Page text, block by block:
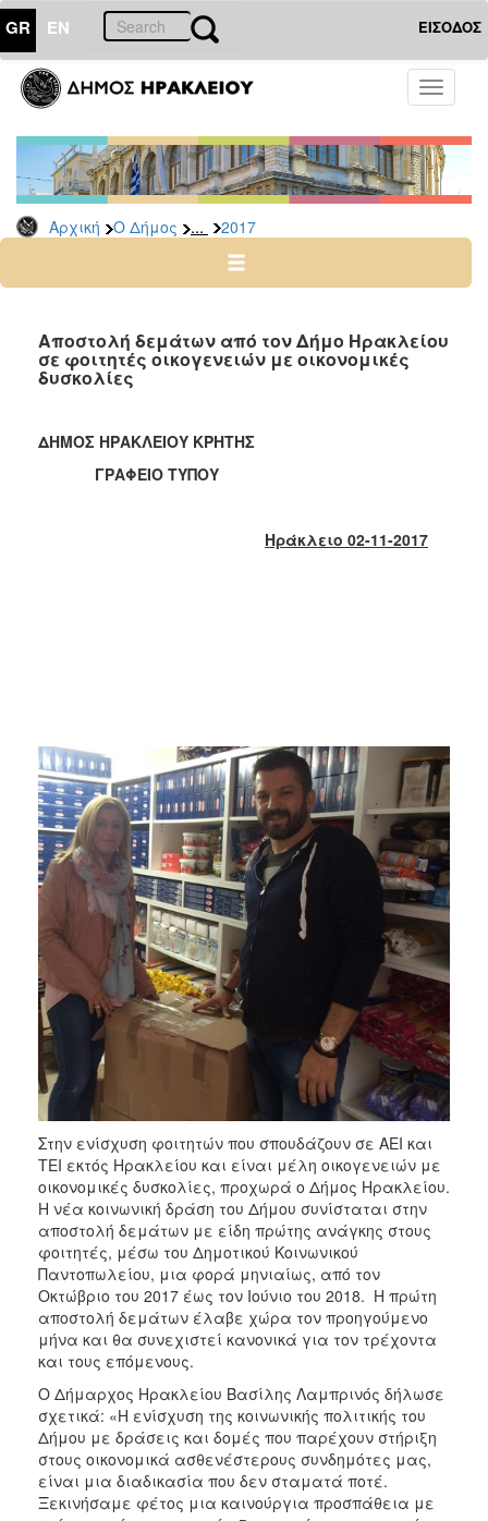
GR EN ΕΙΣΟΔΟΣ
Toggle
Αρχική Ο Δήμος ... 2017
ΔΗΜΟΣ
Δελτία
Τύπου
Αρχείο
2026
2024
2022
2021
2006
ΤΟΠΟΣ
ΠΟΛΙΤΙΣΜΟΣ
ΑΝΘΕΚΤΙΚΗ
ΠΟΛΗ
Αποστολή δεμάτων από τον Δήμο Ηρακλείου
σε φοιτητές οικογενειών με οικονομικές
δυσκολίες
ΔΗΜΟΣ ΗΡΑΚΛΕΙΟΥ ΚΡΗΤΗΣ
ΓΡΑΦΕΙΟ ΤΥΠΟΥ
Ηράκλειο 02-11-2017
Στην ενίσχυση φοιτητών που σπουδάζουν σε ΑΕΙ και
ΤΕΙ εκτός Ηρακλείου και είναι μέλη οικογενειών με
οικονομικές δυσκολίες, προχωρά ο Δήμος Ηρακλείου.
Η νέα κοινωνική δράση του Δήμου συνίσταται στην
αποστολή δεμάτων με είδη πρώτης ανάγκης στους
φοιτητές, μέσω του Δημοτικού Κοινωνικού
Παντοπωλείου, μια φορά μηνιαίως, από τον
Οκτώβριο του 2017 έως τον Ιούνιο του 2018. H πρώτη
αποστολή δεμάτων έλαβε χώρα τον προηγούμενο
μήνα και θα συνεχιστεί κανονικά για τον τρέχοντα
και τους επόμενους.
Ο Δήμαρχος Ηρακλείου Βασίλης Λαμπρινός δήλωσε
σχετικά: «Η ενίσχυση της κοινωνικής πολιτικής του
Δήμου με δράσεις και δομές που παρέχουν στήριξη
στους οικονομικά ασθενέστερους συνδημότες μας,
είναι μια διαδικασία που δεν σταματά ποτέ.
Ξεκινήσαμε φέτος μια καινούργια προσπάθεια με